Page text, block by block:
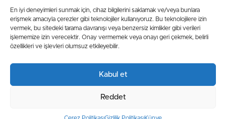
En iyi deneyimleri sunmak için, cihaz bilgilerini saklamak ve/veya bunlara
erişmek amacıyla çerezler gibi teknolojiler kullanıyoruz. Bu teknolojilere izin
vermek, bu sitedeki tarama davranışı veya benzersiz kimlikler gibi verileri
işlememize izin verecektir. Onay vermemek veya onayı geri çekmek, belirli
özellikleri ve işlevleri olumsuz etkileyebilir.
Kabul et
Reddet
TV Yayın Akışları
Yazarlar Site
AMP